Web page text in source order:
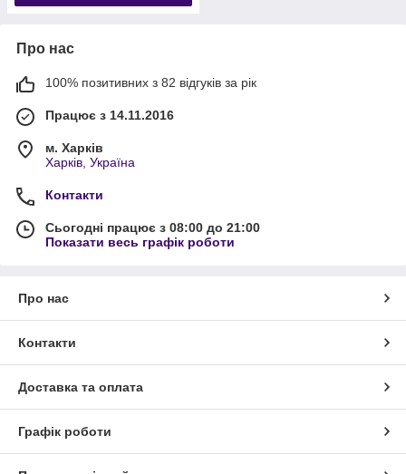
Про нас
100% позитивних з 82 відгуків за рік
Працює з 14.11.2016
м. Харків
Харків, Україна
Контакти
Сьогодні працює з 08:00 до 21:00
Показати весь графік роботи
Про нас
Контакти
Доставка та оплата
Графік роботи